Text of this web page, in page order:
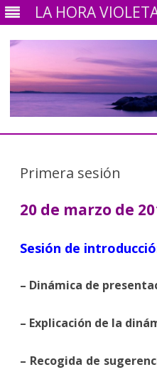
LA HORA
Primera sesión
20 de marzo de
Sesión de
– Dinámica de
– Explicación de la
– Recogida de